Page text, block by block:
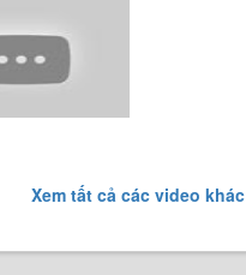
Xem tất cả các video khác